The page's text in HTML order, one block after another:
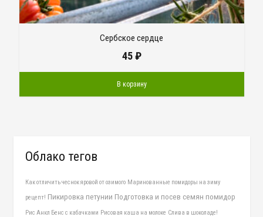
Сербское сердце
45₽
В корзину
Облако тегов
Как отличить чеснок яровой от озимого Маринованные помидоры на зиму
рецепт! Пикировка петунии Подготовка и посев семян помидор
Рис Анкл Бенс с кабачками Рисовая каша на молоке Слива в шоколаде!